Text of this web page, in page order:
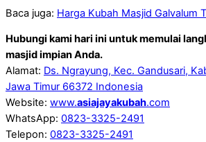
Baca juga: Harga Kubah Masjid Galvalum
Hubungi kami hari ini untuk memulai
masjid impian Anda.
Alamat: Ds. Ngrayung, Kec. Gandusari,
Jawa Timur 66372 Indonesia
Website: www.asiajayakubah.com
WhatsApp: 0823-3325-2491
Telepon: 0823-3325-2491